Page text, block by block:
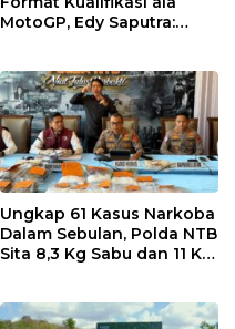
MotoGP, Edy Saputra:
Ungkap 61 Kasus Narkoba
Dalam Sebulan, Polda NTB
Sita 8,3 Kg Sabu dan 11 Kg